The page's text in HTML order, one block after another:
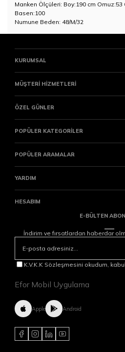
Manken Ölçüleri: Boy:190 cm Omuz:53
Basen:100
Numune Beden: 48/M/32
KURUMSAL
MÜŞTERİ HİZMETLERİ
ÖZEL GÜNLER
POPÜLER KATEGORİLER
POPÜLER ARAMALAR
YARDIM
HESABIM
E-BÜLTEN
İndirim ve fırsatlardan haberdar
K.V.K.K Sözleşmesini okudum,
Efor Mobil Uygulama
Apple Android